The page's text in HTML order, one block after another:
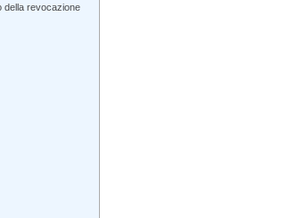
della revocazione